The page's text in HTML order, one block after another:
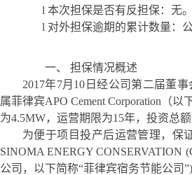
l 本次担保是否有反担保：无。
l 对外担保逾期的累计数量：
一、 担保情况概述
201 7年7月 10日经公司第二届董
属菲律宾APO Cement Corporation（
为4.5MW，运营期限为15年，投资总
为便于项目投产后运营管理，保
SINOMA ENERGY CONSERVATION
公司，以下简称“菲律宾宿务节能公司